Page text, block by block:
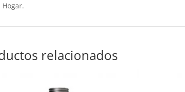
Hogar.
relacionados